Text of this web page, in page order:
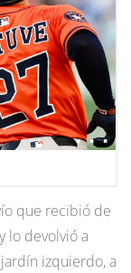
que recibió de
lo devolvió a
izquierdo, a